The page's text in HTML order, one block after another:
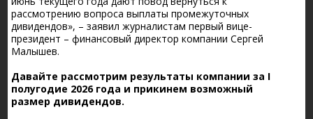
рассмотрению вопроса выплаты промежуточных
дивидендов», – заявил журналистам первый вице-
президент – финансовый директор компании Сергей
Малышев.
Давайте рассмотрим результаты компании за I
полугодие 2026 года и прикинем возможный
размер дивидендов.